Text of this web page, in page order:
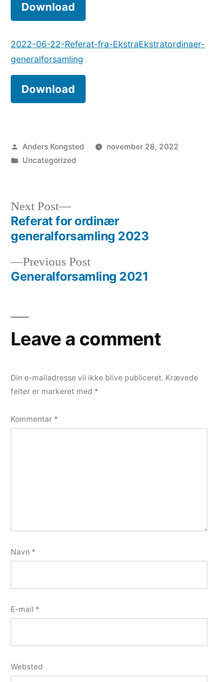
Download
2022-06-22-Referat-fra-EkstraEkstratordinaer-
generalforsamling
Download
Posted
by
Anders Kongsted
november 28, 2022
Posted
Uncategorized
Indlægsnavigation
Previous PostPrevious
post:
Generalforsamling 2021
Next Post
Next
post:
Referat for ordinær
generalforsamling 2023
Leave a comment
Din e-mailadresse vil ikke blive publiceret. Krævede
felter er markeret med *
Kommentar *
Navn *
E-mail *
Websted